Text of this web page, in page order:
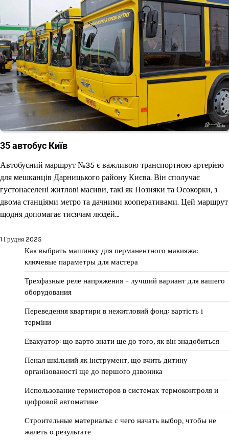
35 автобус Київ
Автобусний маршрут №35 є важливою транспортною артерією
для мешканців Дарницького району Києва. Він сполучає
густонаселені житлові масиви, такі як Позняки та Осокорки, з
двома станціями метро та дачними кооперативами. Цей маршрут
щодня допомагає тисячам людей…
1 Грудня 2025
Как выбрать машинку для перманентного макияжа:
ключевые параметры для мастера
Трехфазные реле напряжения – лучший вариант для вашего
оборудования
Переведення квартири в нежитловий фонд: вартість і
терміни
Евакуатор: що варто знати ще до того, як він знадобиться
Пенал шкільний як інструмент, що вчить дитину
організованості ще до першого дзвоника
Использование термисторов в системах термоконтроля и
цифровой автоматике
Строительные материалы: с чего начать выбор, чтобы не
жалеть о результате